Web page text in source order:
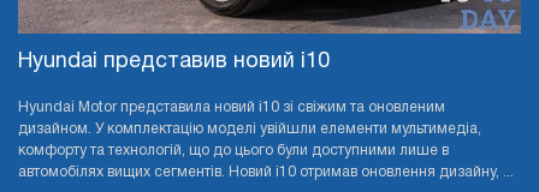
Hyundai представив новий i10
Hyundai Motor представила новий i10 зі свіжим та оновленим
дизайном. У комплектацію моделі увійшли елементи мультимедіа,
комфорту та технологій, що до цього були доступними лише в
автомобілях вищих сегментів. Новий i10 отримав оновлення дизайну, ...